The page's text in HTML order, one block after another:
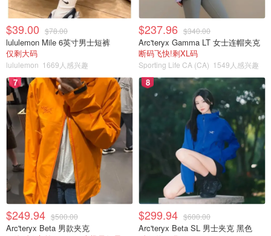
Jedwab提醒：“减员地区效果不一样，理论上想均匀分担，
实际不行。”Canada还得面对这些变化。
移民政策这么调你咋看？外劳涨、难民降啥影响？快留言聊
聊呗！
来源：
nationalpost 封面：Harvey K from Toronto,
Canada, CC BY 2.0, via Wikimedia Commons
终于出手了！加拿大开始“清理”印度留
学生，学签大砍31%，资金要求翻一
倍！
1659
加拿大买房好消息！半数城市房价和
$39.00 $78.00
lululemon Mile 6英寸男士短裤
仅剩大码
lululemon 1669人感兴趣
$237.96 $340.00
Arc'teryx Gamma LT 女士连帽夹克
断码飞快!剩XL码
Sporting Life CA (CA) 1549人感兴趣
7
$249.94 $500.00
Arc'teryx Beta 男款夹克
8
$299.94 $600.00
Arc'teryx Beta SL 男士夹克 黑色